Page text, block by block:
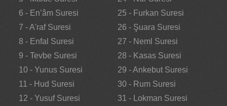
6 - En’âm Suresi
7 - A'raf Suresi
8 - Enfal Suresi
9 - Tevbe Suresi
10 - Yunus Suresi
11 - Hud Suresi
12 - Yusuf Suresi
25 - Furkan Suresi
26 - Şuara Suresi
27 - Neml Suresi
28 - Kasas Suresi
29 - Ankebut Suresi
30 - Rum Suresi
31 - Lokman Suresi